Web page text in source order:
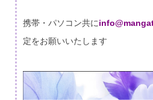
携帯・パソコン共に
定をお願いいたします